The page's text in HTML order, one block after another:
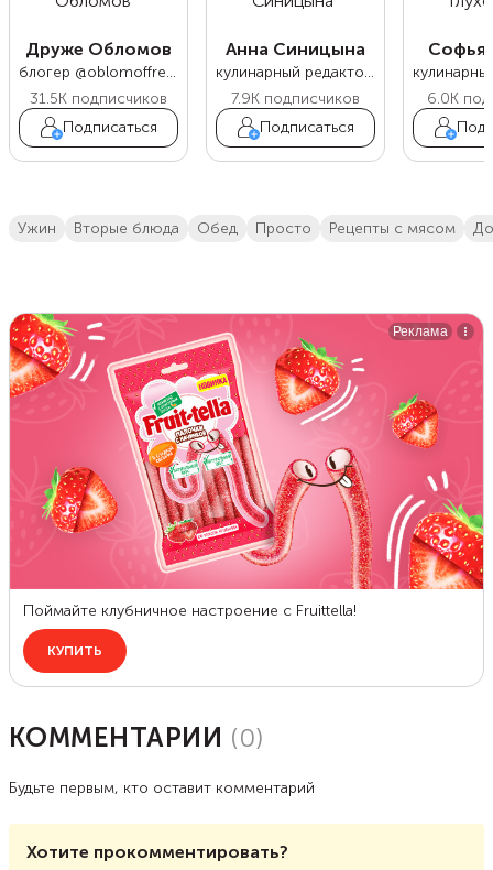
Друже Обломов
блогер @oblomoffrecipe
31.5K подписчиков
Подписаться
Анна Синицына
кулинарный редактор Food.ru
7.9K подписчиков
Подписаться
Софья
6.0K
ужин вторые блюда обед просто Рецепты с мясом
КОММЕНТАРИИ (0)
Будьте первым, кто оставит комментарий
Хотите прокомментировать?